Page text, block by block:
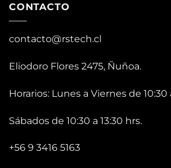
CONTACTO
contacto@rstech.cl
Eliodoro Flores 2475, Ñuñoa.
Horarios: Lunes a Viernes de 10:30
Sábados de 10:30 a 13:30 hrs.
+56 9 3416 5163